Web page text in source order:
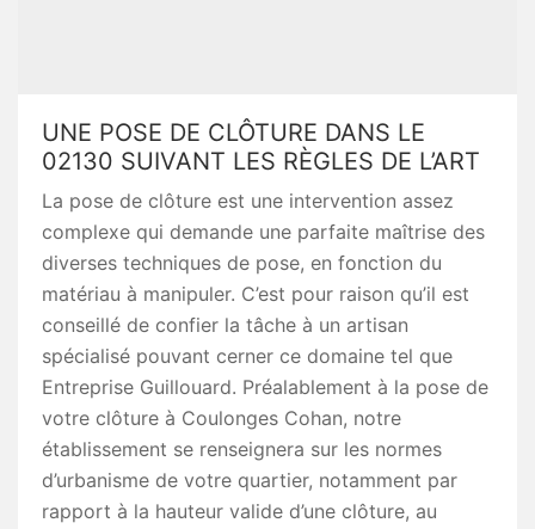
UNE POSE DE CLÔTURE DANS LE
02130 SUIVANT LES RÈGLES DE L’ART
La pose de clôture est une intervention assez
complexe qui demande une parfaite maîtrise des
diverses techniques de pose, en fonction du
matériau à manipuler. C’est pour raison qu’il est
conseillé de confier la tâche à un artisan
spécialisé pouvant cerner ce domaine tel que
Entreprise Guillouard. Préalablement à la pose de
votre clôture à Coulonges Cohan, notre
établissement se renseignera sur les normes
d’urbanisme de votre quartier, notamment par
rapport à la hauteur valide d’une clôture, au